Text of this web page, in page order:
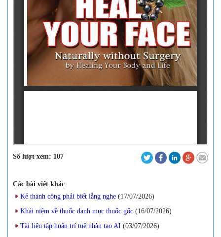
Số lượt xem: 107
Các bài viết khác
Kẻ thành công phải biết lắng nghe (17/07/2026)
Khái niệm về thuốc danh mục thuốc gốc (16/07/2026)
Tài liệu tập huấn trí tuệ nhân tạo AI (03/07/2026)